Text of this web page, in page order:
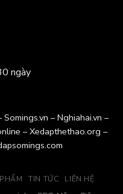
ngày
Somings.vn –Nghiahai.vn –
–Xedapthethao.org –
TIN TỨC LIÊN HỆ